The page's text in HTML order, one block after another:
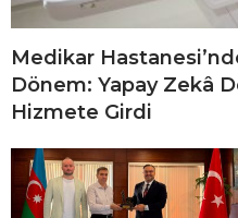
Medikar
Dönem: Yapay Zekâ
Hizmete Girdi